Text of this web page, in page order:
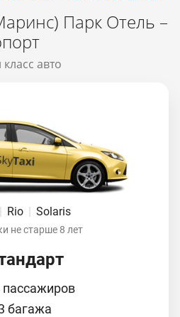
Парк Отель –
авто
| Rio | Solaris
не старше 8 лет
пассажиров
багажа